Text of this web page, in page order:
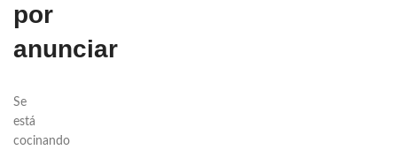
por
anunciar
Se
está
cocinando